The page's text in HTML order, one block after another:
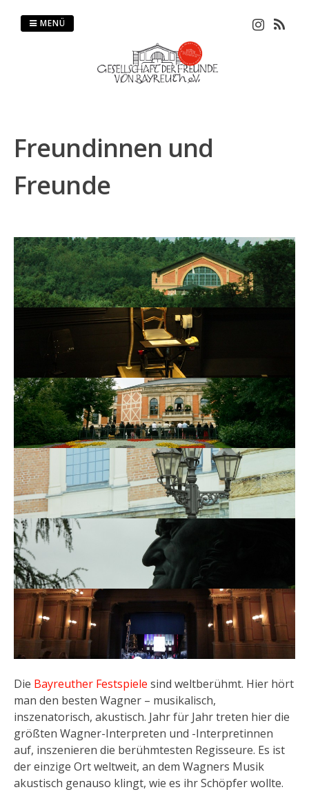
MENÜ
Freundinnen und
Freunde
Die Bayreuther Festspiele sind weltberühmt. Hier hört
man den besten Wagner – musikalisch,
inszenatorisch, akustisch. Jahr für Jahr treten hier die
größten Wagner-Interpreten und -Interpretinnen
auf, inszenieren die berühmtesten Regisseure. Es ist
der einzige Ort weltweit, an dem Wagners Musik
akustisch genauso klingt, wie es ihr Schöpfer wollte.